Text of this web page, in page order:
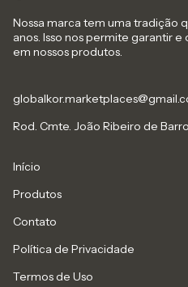
Nossa marca tem uma tradição
anos. Isso nos permite garantir
em nossos produtos.
Rod. Cmte. João Ribeiro de
Início
Produtos
Contato
Política de Privacidade
Termos de Uso